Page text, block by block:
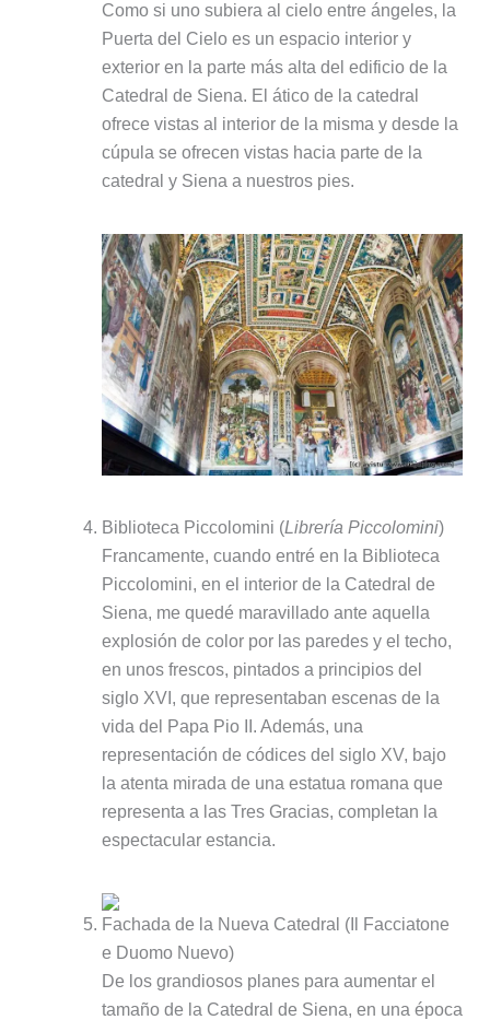
Como si uno subiera al cielo entre ángeles, la
Puerta del Cielo es un espacio interior y
exterior en la parte más alta del edificio de la
Catedral de Siena. El ático de la catedral
ofrece vistas al interior de la misma y desde la
cúpula se ofrecen vistas hacia parte de la
catedral y Siena a nuestros pies.
Biblioteca Piccolomini (Librería Piccolomini)
Francamente, cuando entré en la Biblioteca
Piccolomini, en el interior de la Catedral de
Siena, me quedé maravillado ante aquella
explosión de color por las paredes y el techo,
en unos frescos, pintados a principios del
siglo XVI, que representaban escenas de la
vida del Papa Pio II. Además, una
representación de códices del siglo XV, bajo
la atenta mirada de una estatua romana que
representa a las Tres Gracias, completan la
espectacular estancia.
Fachada de la Nueva Catedral (Il Facciatone
e Duomo Nuevo)
De los grandiosos planes para aumentar el
tamaño de la Catedral de Siena, en una época